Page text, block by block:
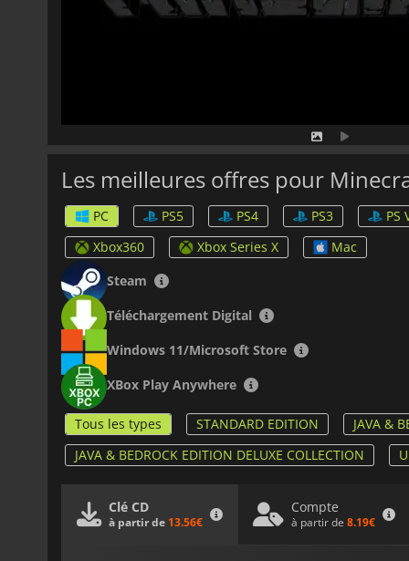
Les meilleures offres pour
PC PS5 PS4 PS3 PS
Xbox360
Xbox Series X
Mac
Steam
Téléchargement Digital
Windows 11/Microsoft Store
XBox Play Anywhere
Tous les types STANDARD EDITION
JAVA &
JAVA & BEDROCK EDITION DELUXE COLLECTION
Clé CD
à partir de 13.56€
Compte
à partir de 8.19€